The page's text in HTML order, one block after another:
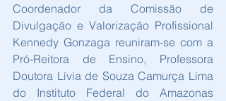
Coordenador da Comissão de
Divulgação e Valorização Profissional
Kennedy Gonzaga reuniram-se com a
Pró-Reitora de Ensino, Professora
Doutora Lívia de Souza Camurça Lima
do Instituto Federal do Amazonas